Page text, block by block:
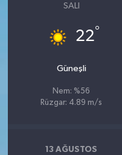
SALI
22°
Güneşli
Nem: %56
Rüzgar: 4.89 m/s
13 AĞUSTOS